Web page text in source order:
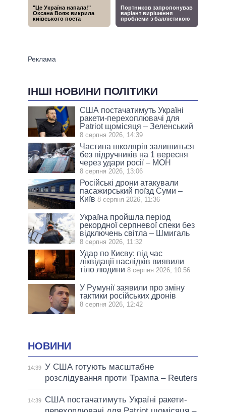
ІНШІ НОВИНИ ПОЛІТИКИ
США постачатимуть Україні
ракети-перехоплювачі для
Patriot щомісяця – Зеленський
8 серпня 2026, 14:39
Частина школярів залишиться
без підручників на 1 вересня
через удари росії – МОН
8 серпня 2026, 13:06
Російські дрони атакували
пасажирський поїзд Суми –
Київ 8 серпня 2026, 11:36
Україна пройшла період
рекордної серпневої спеки без
відключень світла – Шмигаль
8 серпня 2026, 11:32
Удар по Києву: під час
ліквідації наслідків виявили
тіло людини 8 серпня 2026, 10:56
У Румунії заявили про зміну
тактики російських дронів
8 серпня 2026, 12:42
НОВИНИ
14:39 У США готують масштабне
розслідування проти Трампа – Reuters
14:39
США постачатимуть Україні ракети-